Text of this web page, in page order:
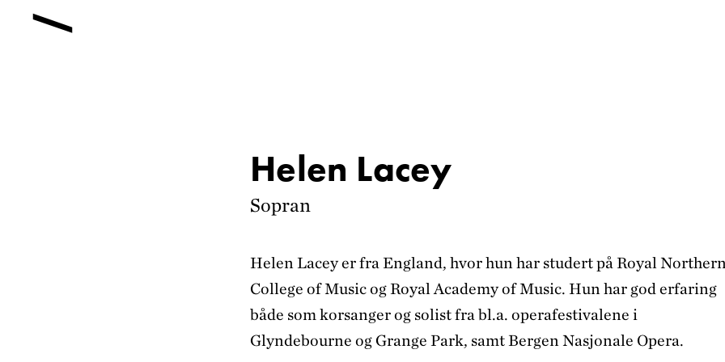
Helen Lacey
Sopran
Helen Lacey er fra England, hvor hun har studert på Royal
College of Music og Royal Academy of Music. Hun har god erfaring
både som korsanger og solist fra bl.a. operafestivalene i
Glyndebourne og Grange Park, samt Bergen Nasjonale Opera.